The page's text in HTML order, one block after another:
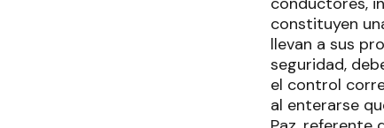
constituyen
llevan a sus
seguridad,
el control
al enterarse